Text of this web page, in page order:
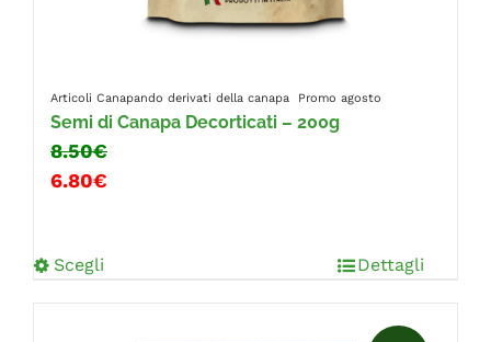
Articoli Canapando derivati della canapa Promo agosto
Semi di Canapa Decorticati – 200g
8.50€
6.80€
Scegli Dettagli